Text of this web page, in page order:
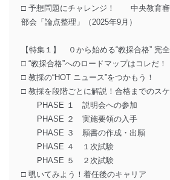
□ 予想問題にチャレンジ！ 中央教育審
部会「論点整理」（2025年9月）
【特集１】 ０から始める“教採合格” 完
□ “教採合格”へのロードマップはコレだ！
□ 教採の“HOT ニュース”をつかもう！
□ 教採を段階ごとに解説！合格までのス
PHASE １ 説明会への参加
PHASE ２ 実施要領の入手
PHASE ３ 願書の作成・出願
PHASE ４ １次試験
PHASE ５ ２次試験
□ 覗いてみよう！着任後のキャリア